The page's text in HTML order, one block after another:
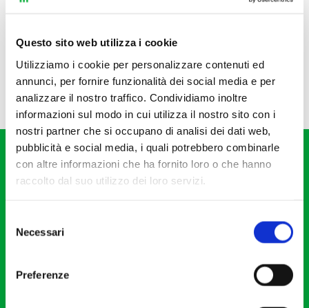
Questo sito web utilizza i cookie
Utilizziamo i cookie per personalizzare contenuti ed
annunci, per fornire funzionalità dei social media e per
analizzare il nostro traffico. Condividiamo inoltre
informazioni sul modo in cui utilizza il nostro sito con i
nostri partner che si occupano di analisi dei dati web,
pubblicità e social media, i quali potrebbero combinarle
con altre informazioni che ha fornito loro o che hanno
raccolto dal suo utilizzo dei loro servizi.
delNecessari
Preferenze
Fondazione I Pomeriggi Musicali
Partita Iva 04410060158